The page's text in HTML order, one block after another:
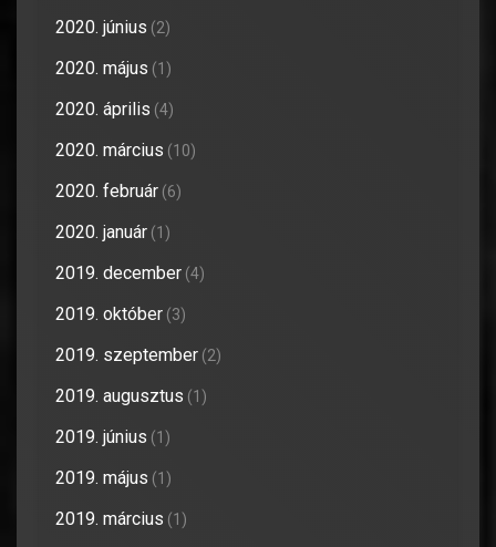
2020. június (2)
2020. május (1)
2020. április (4)
2020. március (10)
2020. február (6)
2020. január (1)
2019. december (4)
2019. október (3)
2019. szeptember (2)
2019. augusztus (1)
2019. június (1)
2019. május (1)
2019. március (1)